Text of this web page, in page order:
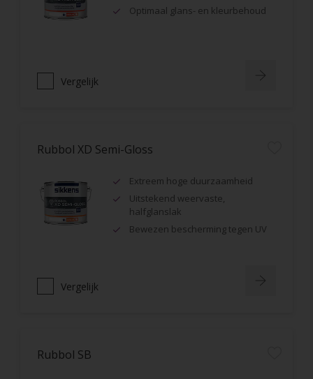
Optimaal glans- en kleurbehoud
Vergelijk
Rubbol XD Semi-Gloss
Extreem hoge duurzaamheid
Uitstekend weervaste,
halfglanslak
Bewezen bescherming tegen UV
Vergelijk
Rubbol SB